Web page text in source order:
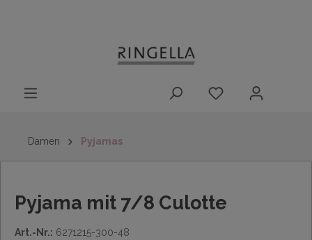
Damen Pyjamas
Pyjama mit 7/8 Culotte
Art.-Nr.: 6271215-300-48